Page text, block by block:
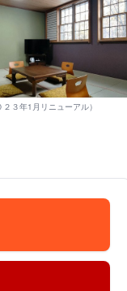
３年1月リニューアル）